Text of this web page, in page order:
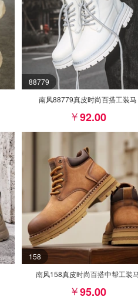
88779
南风88779真皮时尚百搭工装马
92.00
158
南风158真皮时尚百搭中帮工装
95.00